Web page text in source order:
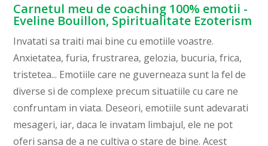
Carnetul meu de coaching 100% emotii -
Eveline Bouillon, Spiritualitate Ezoterism
Invatati sa traiti mai bine cu emotiile voastre.
Anxietatea, furia, frustrarea, gelozia, bucuria, frica,
tristetea... Emotiile care ne guverneaza sunt la fel de
diverse si de complexe precum situatiile cu care ne
confruntam in viata. Deseori, emotiile sunt adevarati
mesageri, iar, daca le invatam limbajul, ele ne pot
oferi sansa de a ne cultiva o stare de bine. Acest